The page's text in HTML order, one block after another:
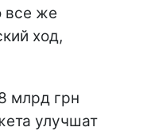
все же
ход,
млрд грн
улучшат